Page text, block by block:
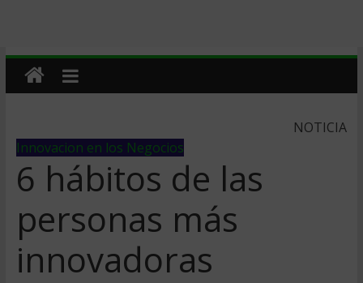
NOTICIA
Innovacion en los Negocios
6 hábitos de las
personas más
innovadoras